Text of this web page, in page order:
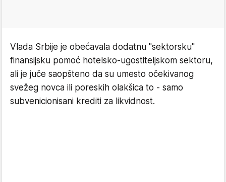
Vlada Srbije je obećavala dodatnu "sektorsku"
finansijsku pomoć hotelsko-ugostiteljskom sektoru,
ali je juče saopšteno da su umesto očekivanog
svežeg novca ili poreskih olakšica to - samo
subvenicionisani krediti za likvidnost.